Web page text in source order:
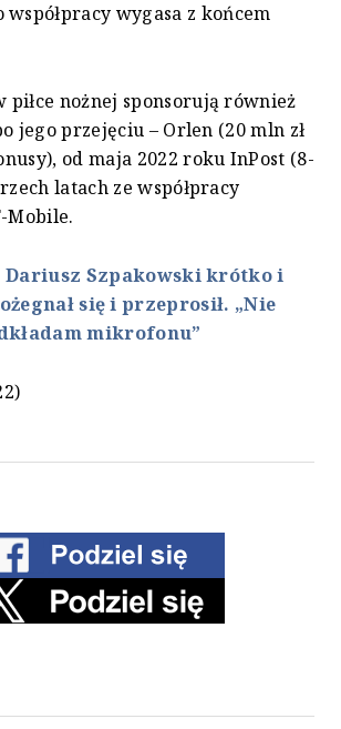
współpracy wygasa z końcem
piłce nożnej sponsorują również
jego przejęciu – Orlen (20 mln zł
od maja 2022 roku InPost (8-
latach ze współpracy
Mobile.
Dariusz Szpakowski krótko i
się i przeprosił. „Nie
mikrofonu”